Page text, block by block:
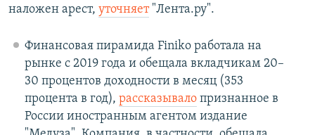
наложен арест, уточняет"Лента.ру".
Финансовая пирамида Finiko работала на
рынке с 2019 года и обещала вкладчикам 20–
30 процентов доходности в месяц (353
процента в год), рассказывалопризнанное в
России иностранным агентом издание